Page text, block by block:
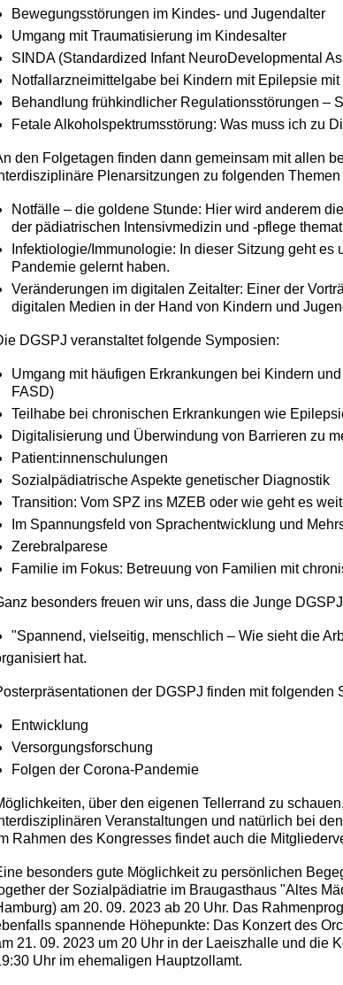
Bewegungsstörungen im Kindes- und Jugendalter
Umgang mit Traumatisierung im Kindesalter
SINDA (Standardized Infant NeuroDevelopmental
Notfallarzneimittelgabe bei Kindern mit Epilepsie
Behandlung frühkindlicher Regulationsstörungen –
Fetale Alkoholspektrumsstörung: Was muss ich zu
den Folgetagen finden dann gemeinsam mit allen
Plenarsitzungen zu folgenden Themen
Notfälle – die goldene Stunde: Hier wird anderem
der pädiatrischen Intensivmedizin und -pflege
Infektiologie/Immunologie: In dieser Sitzung geht
Pandemie gelernt haben.
Veränderungen im digitalen Zeitalter: Einer der
digitalen Medien in der Hand von Kindern und
DGSPJ veranstaltet folgende Symposien:
Umgang mit häufigen Erkrankungen bei Kindern
FASD)
Teilhabe bei chronischen Erkrankungen wie
Digitalisierung und Überwindung von Barrieren zu
Patient:innenschulungen
Sozialpädiatrische Aspekte genetischer Diagnostik
Transition: Vom SPZ ins MZEB oder wie geht es
Im Spannungsfeld von Sprachentwicklung und
Zerebralparese
Familie im Fokus: Betreuung von Familien mit
besonders freuen wir uns, dass die Junge
"Spannend, vielseitig, menschlich – Wie sieht die
hat.
der DGSPJ finden mit folgenden
Entwicklung
Versorgungsforschung
Folgen der Corona-Pandemie
über den eigenen Tellerrand zu
Veranstaltungen und natürlich bei
Rahmen des Kongresses findet auch die
besonders gute Möglichkeit zu persönlichen
der Sozialpädiatrie im Braugasthaus "Altes
am 20. 09. 2023 ab 20 Uhr. Das
spannende Höhepunkte: Das Konzert des
21. 09. 2023 um 20 Uhr in der Laeiszhalle und die
Uhr im ehemaligen Hauptzollamt.